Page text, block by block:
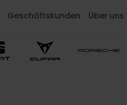
Geschäftskunden Über uns